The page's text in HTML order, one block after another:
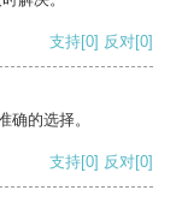
支持[0] 反对[0]
确的选择。
支持[0] 反对[0]